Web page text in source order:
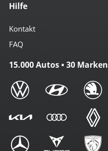
Hilfe
Kontakt
FAQ
15.000 Autos • 30 Marken